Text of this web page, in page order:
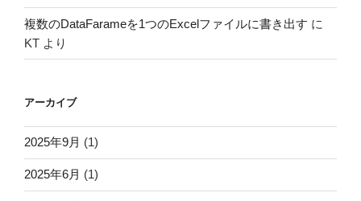
複数のDataFarameを1つのExcelファイルに書き出す に
KT より
アーカイブ
2025年9月 (1)
2025年6月 (1)